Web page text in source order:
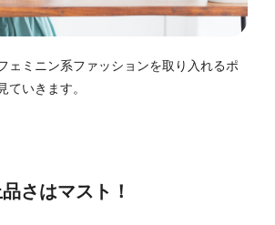
ェミニン系ファッションを取り入れるポ
ていきます。
さはマスト！